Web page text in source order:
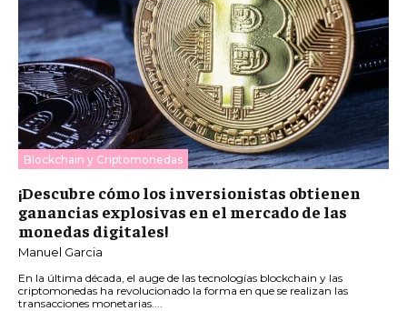
Blockchain y Criptomonedas
¡Descubre cómo los inversionistas obtienen
ganancias explosivas en el mercado de las
monedas digitales!
Manuel Garcia
En la última década, el auge de las tecnologías blockchain y las
criptomonedas ha revolucionado la forma en que se realizan las
transacciones monetarias....